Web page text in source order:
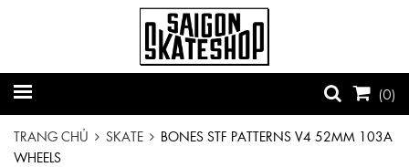
(0)
TRANG CHỦ SKATE
BONES STF PATTERNS V4 52MM 103A
WHEELS